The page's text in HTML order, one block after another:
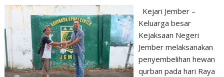
Kejari Jember –
Keluarga besar
Kejaksaan Negeri
Jember melaksanakan
penyembelihan hewan
qurban pada hari Raya